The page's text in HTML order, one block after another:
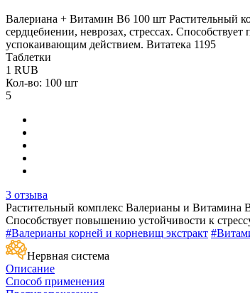
Валериана + Витамин В6 100 шт Растительный
сердцебиении, неврозах, стрессах.
успокаивающим действием. Витатека 1195
Таблетки
1 RUB
Кол-во: 100 шт
5
3 отзыва
Растительный комплекс Валерианы и Витамина
Способствует повышению устойчивости к
#Валерианы корней и корневищ экстракт
Нервная система
Описание
Способ применения